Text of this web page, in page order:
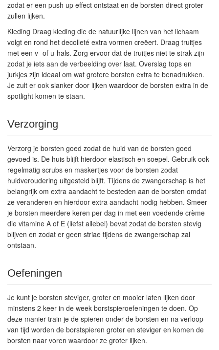
zodat er een push up effect ontstaat en de borsten direct groter
zullen lijken.
Kleding Draag kleding die de natuurlijke lijnen van het lichaam
volgt en rond het decolleté extra vormen creëert. Draag truitjes
met een v- of u-hals. Zorg ervoor dat de truitjes niet te strak zijn
zodat je iets aan de verbeelding over laat. Overslag tops en
jurkjes zijn ideaal om wat grotere borsten extra te benadrukken.
Je zult er ook slanker door lijken waardoor de borsten extra in de
spotlight komen te staan.
Verzorging
Verzorg je borsten goed zodat de huid van de borsten goed
gevoed is. De huis blijft hierdoor elastisch en soepel. Gebruik ook
regelmatig scrubs en maskertjes voor de borsten zodat
huidveroudering uitgesteld blijft. Tijdens de zwangerschap is het
belangrijk om extra aandacht te besteden aan de borsten omdat
ze veranderen en hierdoor extra aandacht nodig hebben. Smeer
je borsten meerdere keren per dag in met een voedende crème
die vitamine A of E (liefst allebei) bevat zodat de borsten stevig
blijven en zodat er geen striae tijdens de zwangerschap zal
ontstaan.
Oefeningen
Je kunt je borsten steviger, groter en mooier laten lijken door
minstens 2 keer in de week borstspieroefeningen te doen. Op
deze manier train je de spieren onder de borsten en na verloop
van tijd worden de borstspieren groter en steviger en komen de
borsten naar voren waardoor ze groter lijken.